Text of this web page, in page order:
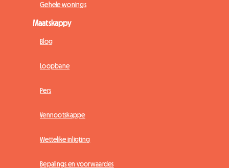
Gehele wonings
Maatskappy
Blog
Loopbane
Pers
Vennootskappe
Wettelike inligting
Bepalings en voorwaardes